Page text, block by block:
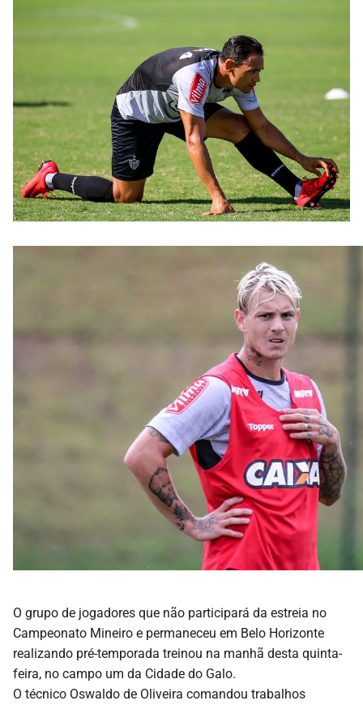
O grupo de jogadores que não participará da estreia no
Campeonato Mineiro e permaneceu em Belo Horizonte
realizando pré-temporada treinou na manhã desta quinta-
feira, no campo um da Cidade do Galo.
O técnico Oswaldo de Oliveira comandou trabalhos